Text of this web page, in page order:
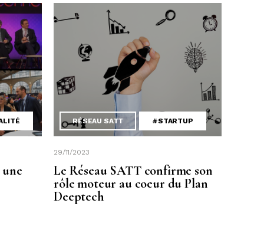
RÉSEAU SATT #STARTUP
29/11/2023
Le Réseau SATT confirme son
rôle moteur au coeur du Plan
Deeptech